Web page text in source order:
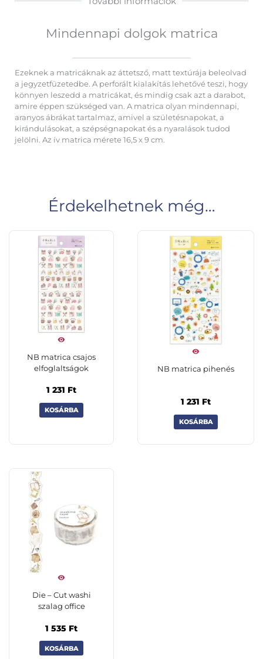
Mindennapi dolgok matrica
Ezeknek a matricáknak az áttetsző, matt textúrája beleolvad
a jegyzetfüzetedbe. A perforált kialakítás lehetővé teszi, hogy
könnyen leszedd a matricákat, és mindig csak azt a darabot,
amire éppen szükséged van. A matrica olyan mindennapi,
aranyos ábrákat tartalmaz, amivel a születésnapokat, a
kirándulásokat, a szépségnapokat és a nyaralások tudod
jelölni. Az ív matrica mérete 16,5 x 9 cm.
Érdekelhetnek még…
NB matrica csajos
elfoglaltságok
1 231 Ft
KOSÁRBA
NB matrica pihenés
1 231 Ft
KOSÁRBA
Die – Cut washi
szalag office
1 535 Ft
KOSÁRBA